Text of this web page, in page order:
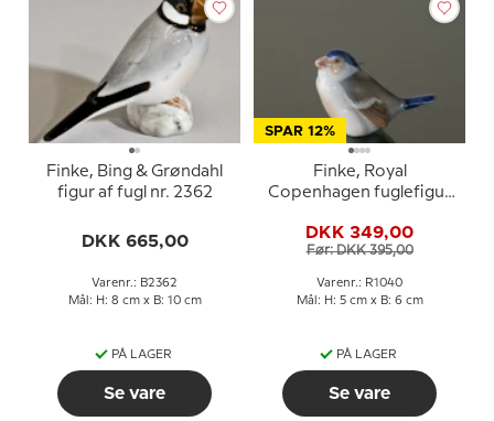
Finke, Bing & Grøndahl
figur af fugl nr. 2362
DKK 665,00
Varenr.: B2362
Mål: H: 8 cm x B: 10 cm
PÅ LAGER
Se vare
SPAR 12%
Finke, Royal
Copenhagen fuglefigur
DKK 349,00
Før: DKK 395,00
Varenr.: R1040
Mål: H: 5 cm x B: 6 cm
PÅ LAGER
Se vare